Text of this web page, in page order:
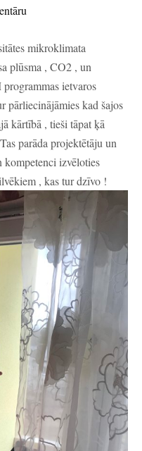
mikroklimata
plūsma , CO2 , un
ietvaros
pārliecinājāmies kad šajos
kārtībā , tieši tāpat ķā
parāda projektētāju un
izvēloties
, kas tur dzīvo !